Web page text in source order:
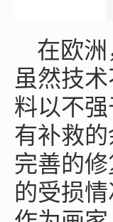
在欧
虽然技
料以不
有补救
完善的
的受损